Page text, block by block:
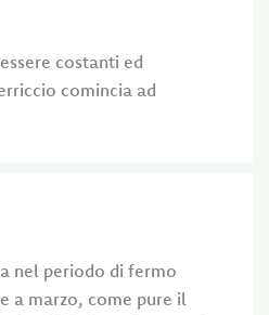
costanti ed
comincia ad
nel periodo di fermo
a marzo, come pure il